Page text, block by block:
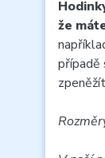
že
případě